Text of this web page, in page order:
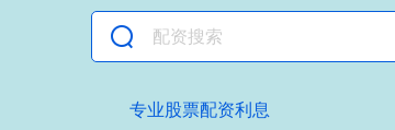
专业股票配资利息